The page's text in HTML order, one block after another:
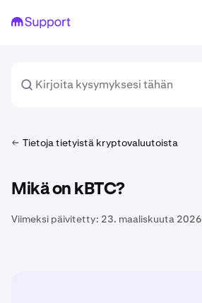
Tietoja tietyistä kryptovaluutoista
Mikä on kBTC?
Viimeksi päivitetty: 23. maaliskuuta 2026